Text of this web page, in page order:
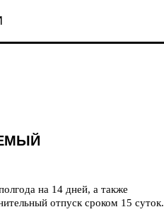
на 14 дней, а также
отпуск сроком 15 суток.